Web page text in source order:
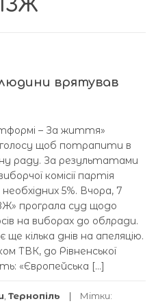
людини врятував
– За життя»
щоб потрапити в
раду. За результатами
комісії партія
5%. Вчора, 7
програла суд щодо
на виборах до облради.
ще кілька днів на апеляцію.
ТВК, до Рівненської
«Європейська […]
Тернопіль Мітки: